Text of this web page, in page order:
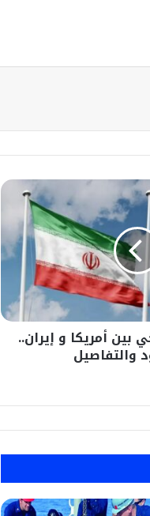
بين أمريكا و إيران..
والتفاصيل